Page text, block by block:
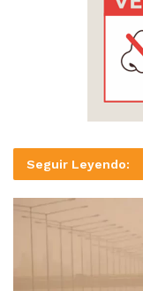
Seguir Leyendo: